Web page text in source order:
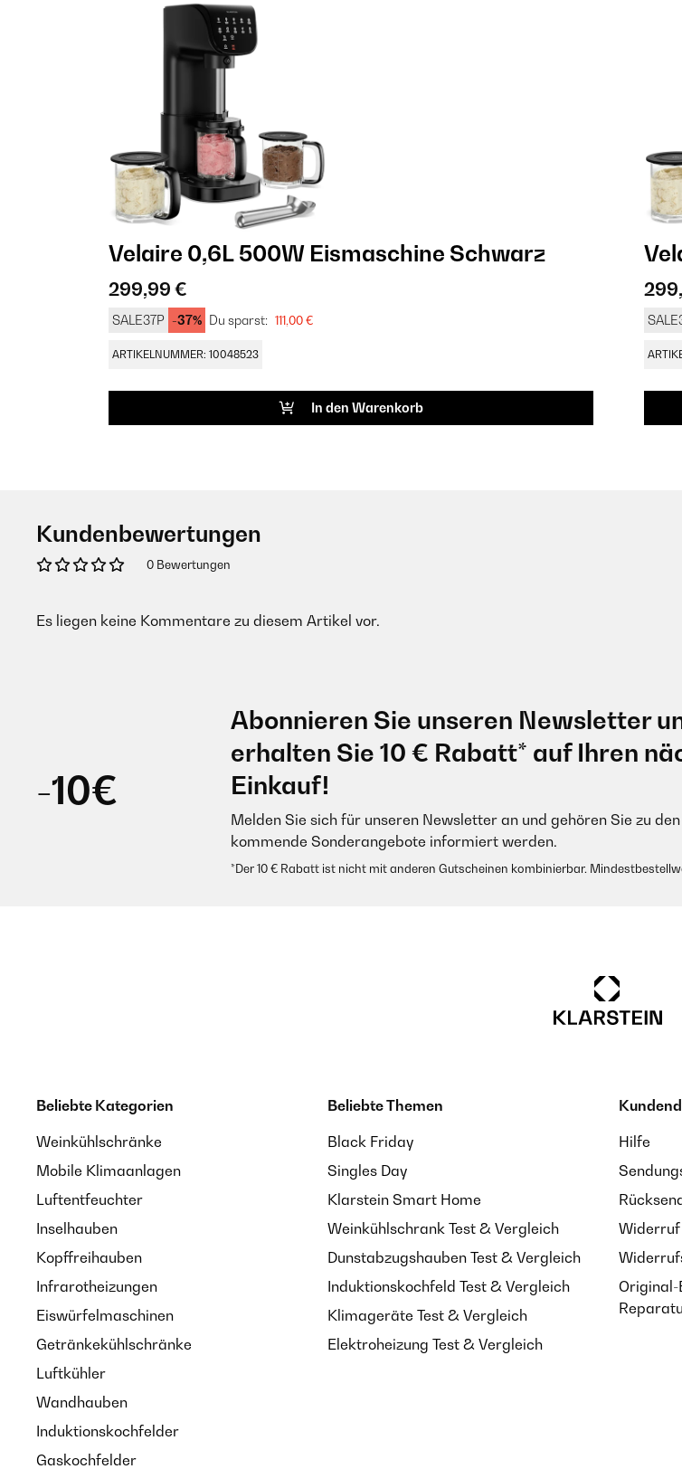
Velaire 0,6L 500W Eismaschine Schwarz
299,99 €
SALE37P -37% Du sparst: 111,00 €
ARTIKELNUMMER: 10048523
In den Warenkorb
Kundenbewertungen
0 Bewertungen
Es liegen keine Kommentare zu diesem Artikel vor.
-10€
Abonnieren Sie unseren Newsletter
erhalten Sie 10 € Rabatt* auf Ihren
Einkauf!
Melden Sie sich für unseren Newsletter an und gehören Sie zu
kommende Sonderangebote informiert werden.
*Der 10 € Rabatt ist nicht mit anderen Gutscheinen kombinierbar.
Beliebte Kategorien
Weinkühlschränke
Mobile Klimaanlagen
Luftentfeuchter
Inselhauben
Kopffreihauben
Infrarotheizungen
Eiswürfelmaschinen
Getränkekühlschränke
Luftkühler
Wandhauben
Induktionskochfelder
Gaskochfelder
Beliebte Themen
Black Friday
Singles Day
Klarstein Smart Home
Weinkühlschrank Test & Vergleich
Dunstabzugshauben Test & Vergleich
Induktionskochfeld Test & Vergleich
Klimageräte Test & Vergleich
Elektroheizung Test & Vergleich
Hilfe